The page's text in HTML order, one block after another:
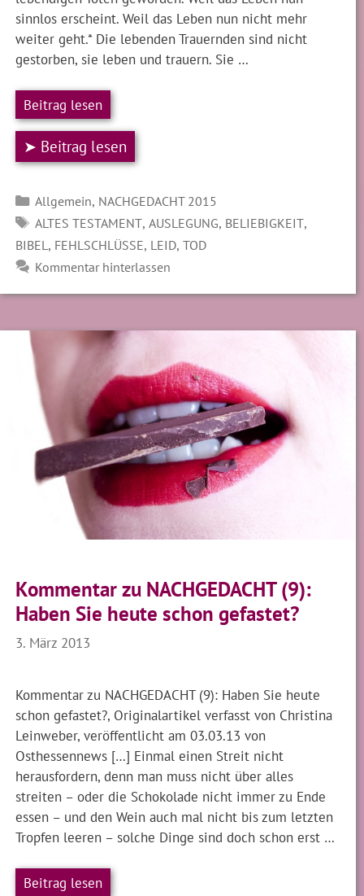
sinnlos erscheint. Weil das Leben nun nicht mehr
weiter geht.* Die lebenden Trauernden sind nicht
gestorben, sie leben und trauern. Sie …
Beitrag lesen
➤ Beitrag lesen
Kategorien
Allgemein, NACHGEDACHT 2015
SCHLAGWÖRTER
ALTES TESTAMENT, AUSLEGUNG, BELIEBIGKEIT,
BIBEL , FEHLSCHLÜSSE, LEID,TOD
Kommentar hinterlassen
Kommentar zu NACHGEDACHT (9):
Haben Sie heute schon gefastet?
3. März 2013
Kommentar zu NACHGEDACHT (9): Haben Sie heute
schon gefastet?, Originalartikel verfasst von Christina
Leinweber, veröffentlicht am 03.03.13 von
Osthessennews […] Einmal einen Streit nicht
herausfordern, denn man muss nicht über alles
streiten – oder die Schokolade nicht immer zu Ende
essen – und den Wein auch mal nicht bis zum letzten
Tropfen leeren – solche Dinge sind doch schon erst …
Beitrag lesen